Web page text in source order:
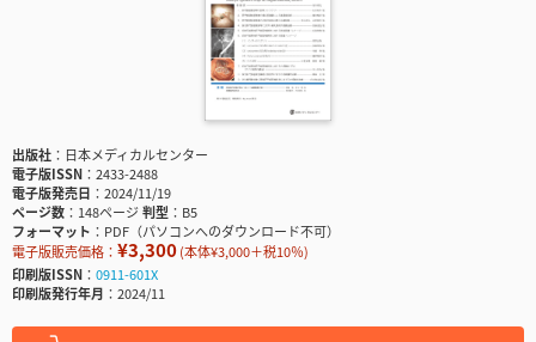
出版社
日本メディカルセンター
電子版ISSN
2433-2488
電子版発売日
2024/11/19
ページ数
148ページ判型
B5
フォーマット
PDF（パソコンへのダウンロード不可）
電子版販売価格： ¥3,300(本体¥3,000＋税10％)
印刷版ISSN
0911-601X
印刷版発行年月
2024/11